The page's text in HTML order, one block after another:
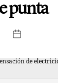
punta
de